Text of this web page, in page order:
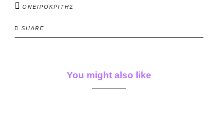
ΟΝΕΙΡΟΚΡΙΤΗΣ
SHARE
You might also like